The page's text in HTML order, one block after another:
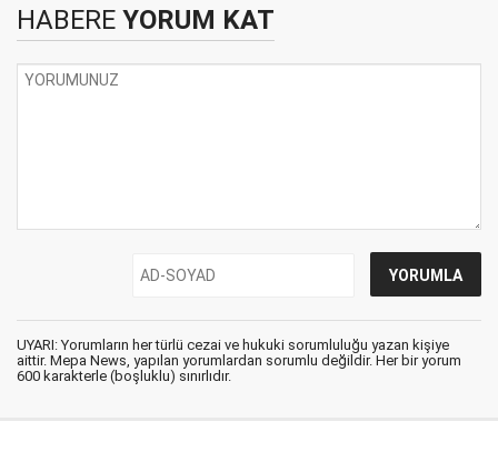
HABERE YORUM KAT
UYARI: Yorumların her türlü cezai ve hukuki sorumluluğu yazan kişiye
aittir. Mepa News, yapılan yorumlardan sorumlu değildir. Her bir yorum
600 karakterle (boşluklu) sınırlıdır.